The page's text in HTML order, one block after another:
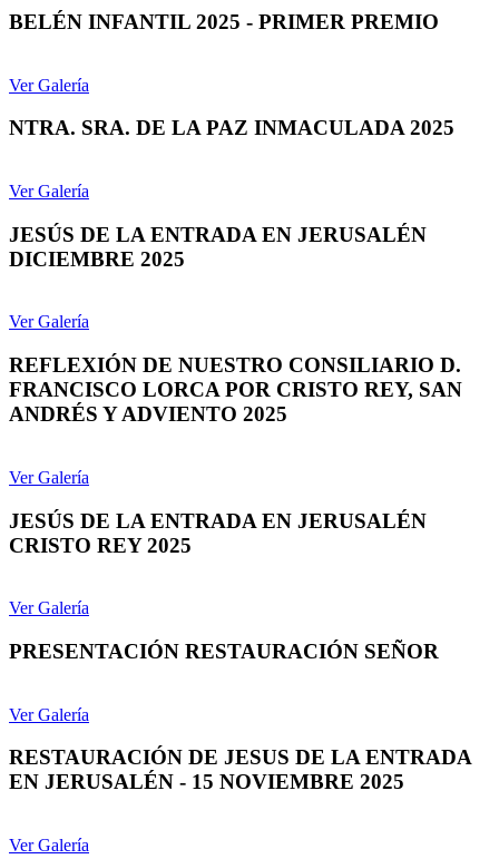
BELÉN INFANTIL 2025 - PRIMER PREMIO
Ver Galería
NTRA. SRA. DE LA PAZ INMACULADA 2025
Ver Galería
JESÚS DE LA ENTRADA EN JERUSALÉN
DICIEMBRE 2025
Ver Galería
REFLEXIÓN DE NUESTRO CONSILIARIO D.
FRANCISCO LORCA POR CRISTO REY, SAN
ANDRÉS Y ADVIENTO 2025
Ver Galería
JESÚS DE LA ENTRADA EN JERUSALÉN
CRISTO REY 2025
Ver Galería
PRESENTACIÓN RESTAURACIÓN SEÑOR
Ver Galería
RESTAURACIÓN DE JESUS DE LA ENTRADA
EN JERUSALÉN - 15 NOVIEMBRE 2025
Ver Galería